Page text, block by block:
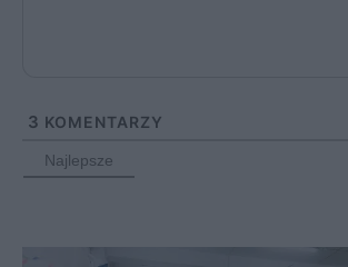
3 KOMENTARZY
Najlepsze